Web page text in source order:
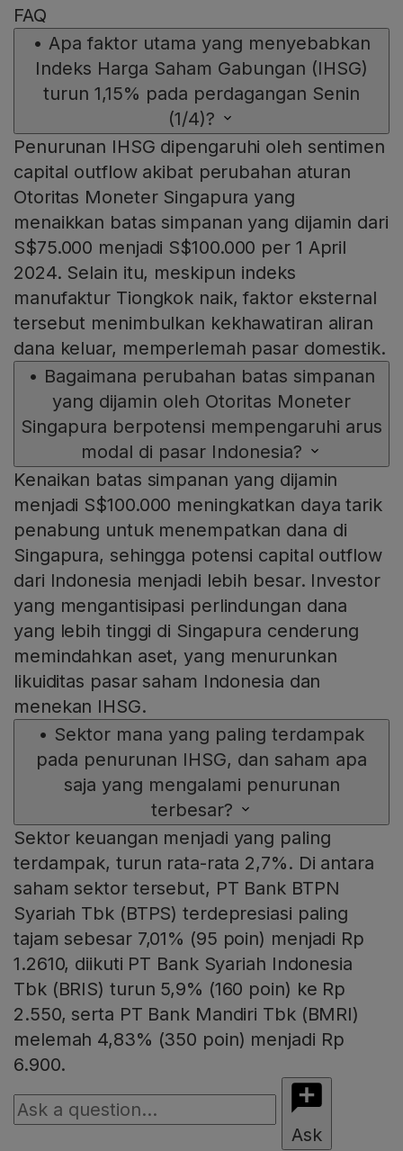
FAQ
• Apa faktor utama yang menyebabkan
Indeks Harga Saham Gabungan (IHSG)
turun 1,15% pada perdagangan Senin
(1/4)?
Penurunan IHSG dipengaruhi oleh sentimen
capital outflow akibat perubahan aturan
Otoritas Moneter Singapura yang
menaikkan batas simpanan yang dijamin dari
S$75.000 menjadi S$100.000 per 1 April
2024. Selain itu, meskipun indeks
manufaktur Tiongkok naik, faktor eksternal
tersebut menimbulkan kekhawatiran aliran
dana keluar, memperlemah pasar domestik.
• Bagaimana perubahan batas simpanan
yang dijamin oleh Otoritas Moneter
Singapura berpotensi mempengaruhi arus
modal di pasar Indonesia?
Kenaikan batas simpanan yang dijamin
menjadi S$100.000 meningkatkan daya tarik
penabung untuk menempatkan dana di
Singapura, sehingga potensi capital outflow
dari Indonesia menjadi lebih besar. Investor
yang mengantisipasi perlindungan dana
yang lebih tinggi di Singapura cenderung
memindahkan aset, yang menurunkan
likuiditas pasar saham Indonesia dan
menekan IHSG.
• Sektor mana yang paling terdampak
pada penurunan IHSG, dan saham apa
saja yang mengalami penurunan
terbesar?
Sektor keuangan menjadi yang paling
terdampak, turun rata-rata 2,7%. Di antara
saham sektor tersebut, PT Bank BTPN
Syariah Tbk (BTPS) terdepresiasi paling
tajam sebesar 7,01% (95 poin) menjadi Rp
1.2610, diikuti PT Bank Syariah Indonesia
Tbk (BRIS) turun 5,9% (160 poin) ke Rp
2.550, serta PT Bank Mandiri Tbk (BMRI)
melemah 4,83% (350 poin) menjadi Rp
6.900.
Ask